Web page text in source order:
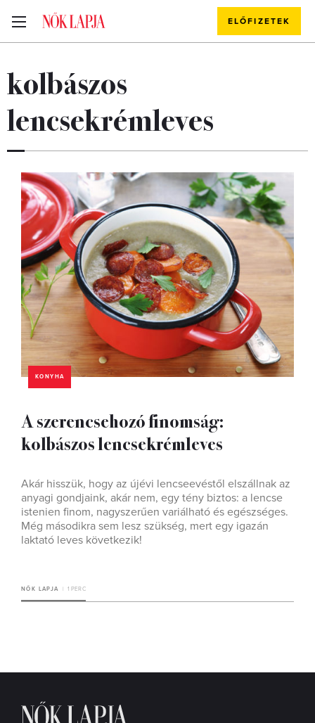
ELŐFIZETEK
kolbászos
lencsekrémleves
KONYHA
A szerencsehozó finomság:
kolbászos lencsekrémleves
Akár hisszük, hogy az újévi lencseevéstől elszállnak az
anyagi gondjaink, akár nem, egy tény biztos: a lencse
istenien finom, nagyszerűen variálható és egészséges.
Még másodikra sem lesz szükség, mert egy igazán
laktató leves következik!
NŐK LAPJA 1 PERC